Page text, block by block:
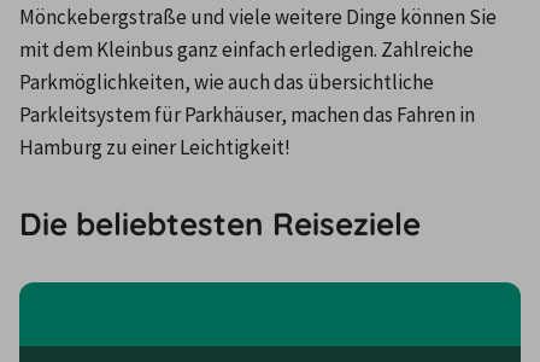
Mönckebergstraße und viele weitere Dinge können Sie
mit dem Kleinbus ganz einfach erledigen. Zahlreiche
Parkmöglichkeiten, wie auch das übersichtliche
Parkleitsystem für Parkhäuser, machen das Fahren in
Hamburg zu einer Leichtigkeit!
Die beliebtesten Reiseziele